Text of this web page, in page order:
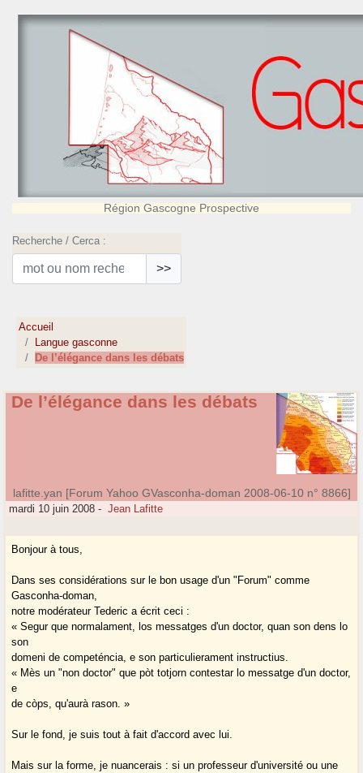
Région Gascogne Prospective
Recherche / Cerca :
>>
Accueil
Langue gasconne
De l’élégance dans les débats
De l’élégance dans les débats
lafitte.yan [Forum Yahoo GVasconha-doman 2008-06-10 n° 8866]
mardi 10 juin 2008 - Jean Lafitte
Bonjour à tous,
Dans ses considérations sur le bon usage d'un "Forum" comme
Gasconha-doman,
notre modérateur Tederic a écrit ceci :
« Segur que normalament, los messatges d'un doctor, quan son dens lo
son
domeni de competéncia, e son particulierament instructius.
« Mès un "non doctor" que pòt totjorn contestar lo messatge d'un doctor,
e
de còps, qu'aurà rason. »
Sur le fond, je suis tout à fait d'accord avec lui.
Mais sur la forme, je nuancerais : si un professeur d'université ou une